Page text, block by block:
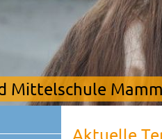
Mittelschule
Aktuelle